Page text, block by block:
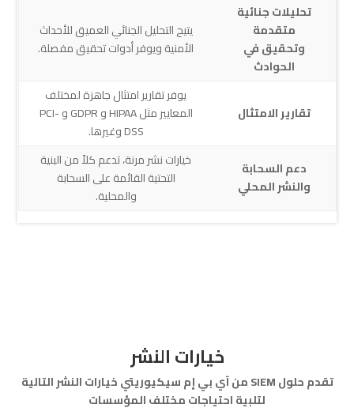
تحليلات جنائية
متقدمة
وتحقيق في
الحوادث
يتيح التحليل الجنائي العميق للأحداث
الأمنية ويوفر أدوات تحقيق مفصلة.
تقارير الامتثال
يوفر تقارير امتثال جاهزة لمختلف
المعايير مثل HIPAA و GDPR و PCI-
DSS وغيرها.
دعم السحابة
والنشر المحلي
خيارات نشر مرنة، تدعم كلاً من البنية
التحتية القائمة على السحابة
والمحلية.
خيارات النشر
تقدم حلول SIEM من آي بي إم سيكيوريتي خيارات النشر التالية
لتلبية احتياجات مختلف المؤسسات